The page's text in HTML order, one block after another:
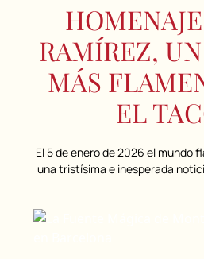
RAMÍREZ,
MÁS
EL
El 5 de enero de 2026 el mundo
una tristísima e inesperada